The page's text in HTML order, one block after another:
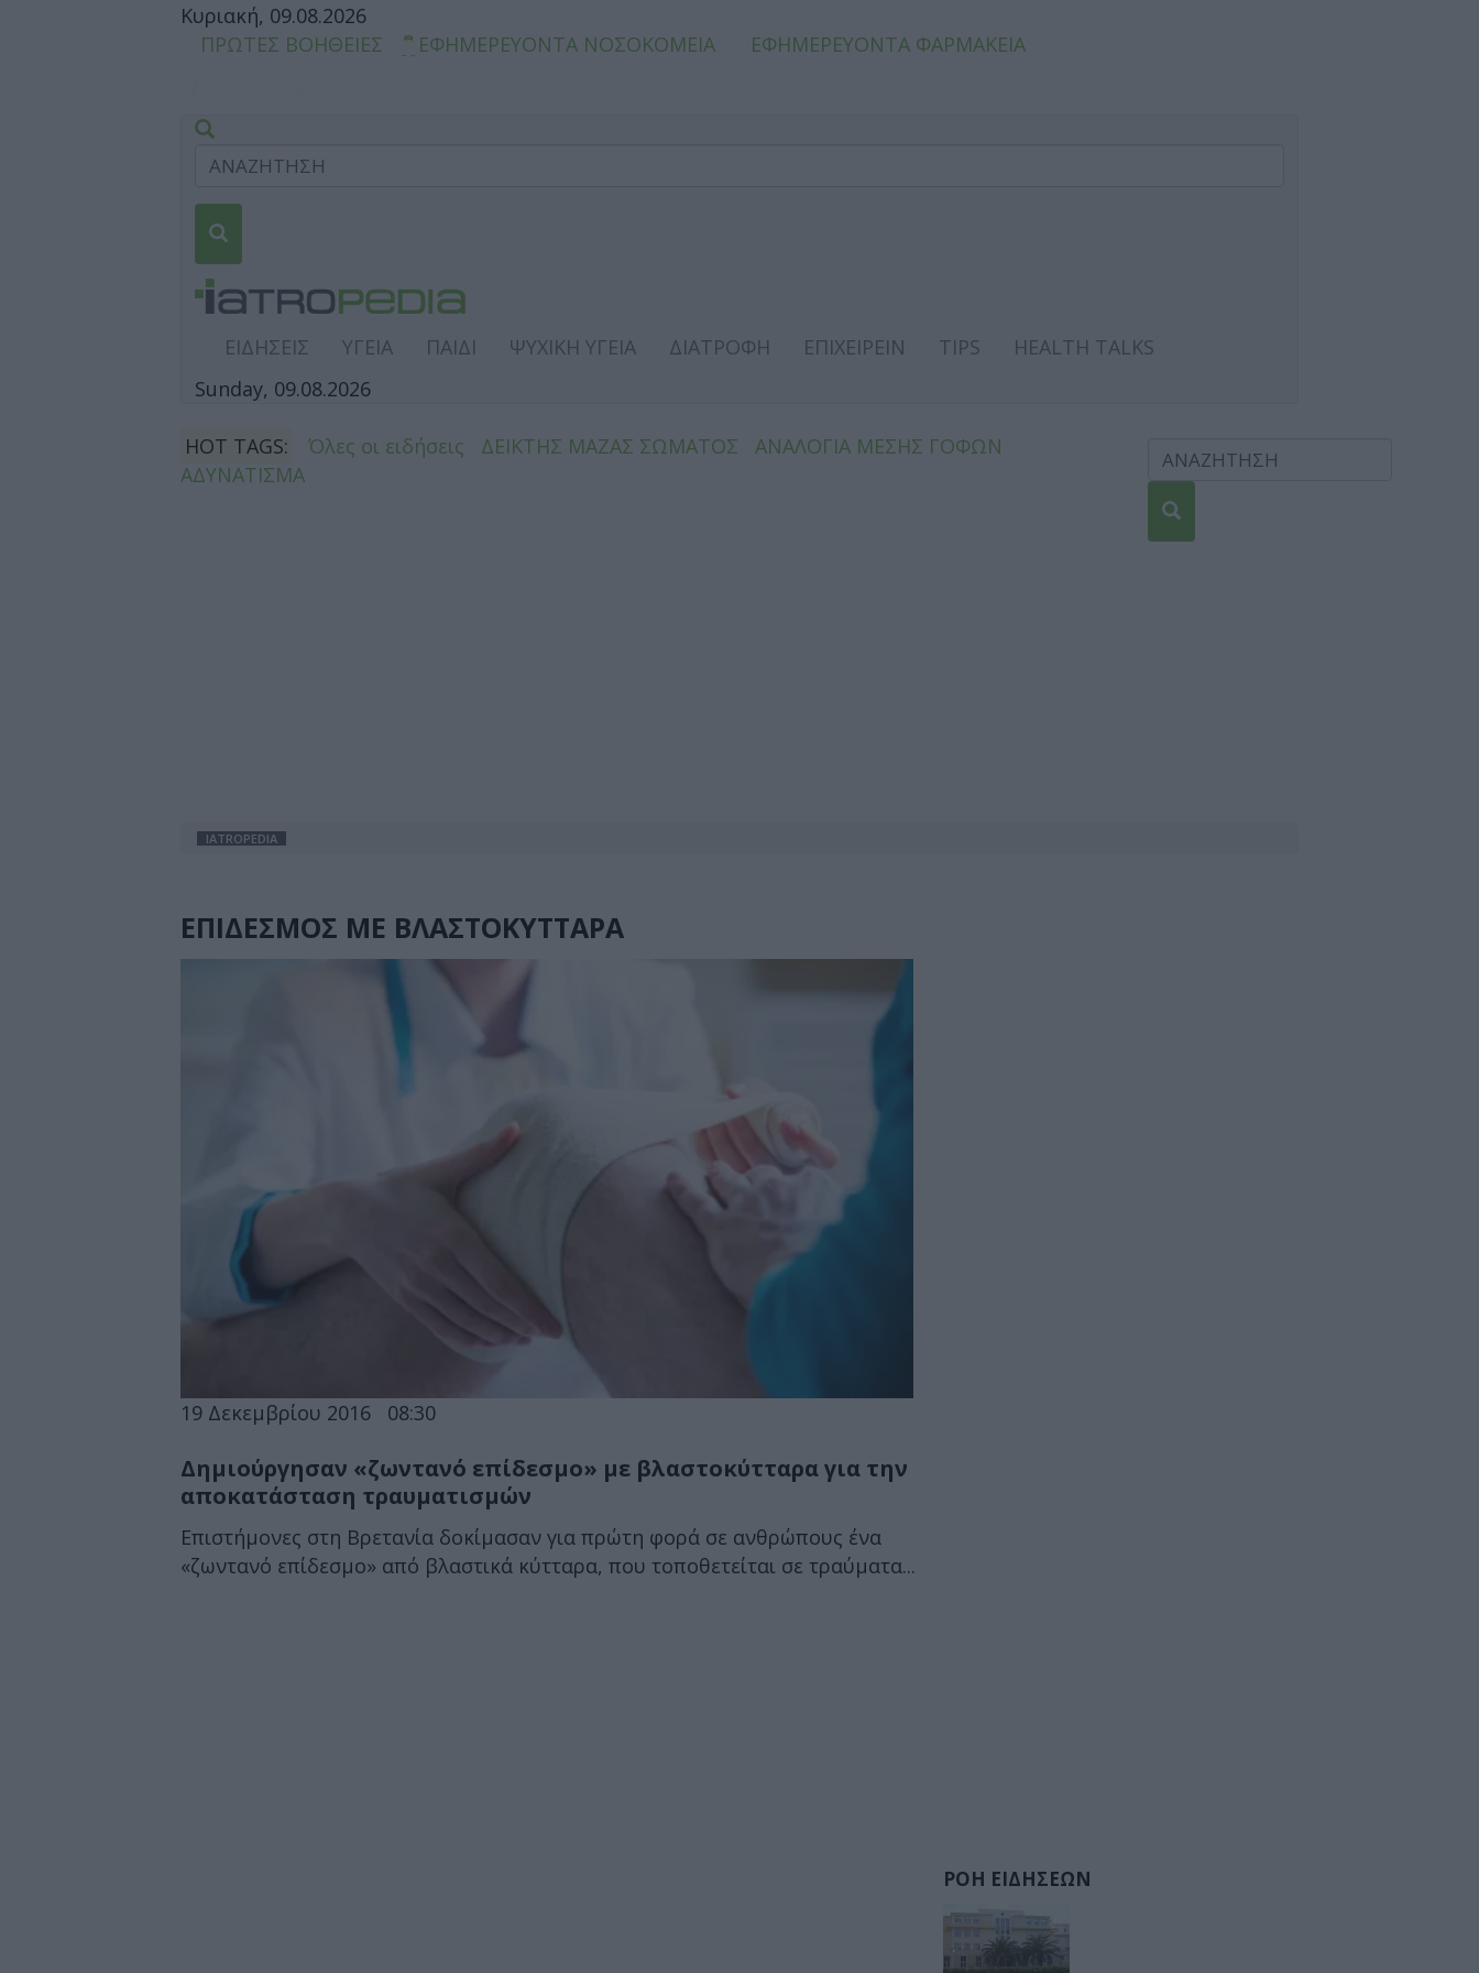
Κυριακή, 09.08.2026
ΠΡΩΤΕΣ ΒΟΗΘΕΙΕΣ
ΕΦΗΜΕΡΕΥΟΝΤΑ ΝΟΣΟΚΟΜΕΙΑ ΕΦΗΜΕΡΕΥΟΝΤΑ ΦΑΡΜΑΚΕΙΑ
ΕΙΔΗΣΕΙΣ ΥΓΕΙΑ ΠΑΙΔΙ ΨΥΧΙΚΗ ΥΓΕΙΑ ΔΙΑΤΡΟΦΗ ΕΠΙΧΕΙΡΕΙΝ TIPS
HEALTH TALKS
Sunday, 09.08.2026
HOT TAGS: Όλες οι ειδήσεις ΔΕΙΚΤΗΣ ΜΑΖΑΣ ΣΩΜΑΤΟΣ
ΑΝΑΛΟΓΙΑ ΜΕΣΗΣ ΓΟΦΩΝ
ΑΔΥΝΑΤΙΣΜΑ
IATROPEDIA
ΕΠΙΔΕΣΜΟΣ ΜΕ ΒΛΑΣΤΟΚΥΤΤΑΡΑ
19 Δεκεμβρίου 2016 08:30
Δημιούργησαν «ζωντανό επίδεσμο» με βλαστοκύτταρα για την
αποκατάσταση τραυματισμών
Επιστήμονες στη Βρετανία δοκίμασαν για πρώτη φορά σε ανθρώπους ένα
«ζωντανό επίδεσμο» από βλαστικά κύτταρα, που τοποθετείται σε τραύματα...
ΡΟΗ ΕΙΔΗΣΕΩΝ